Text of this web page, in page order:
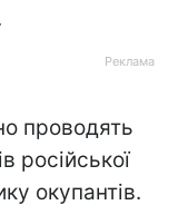
проводять
російської
окупантів.